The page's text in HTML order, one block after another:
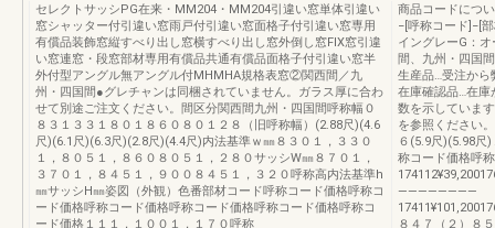
セレクトサッシPG在来・MM204・MM204引違い窓単体引違い
窓シャッター付引違い窓雨戸付引違い窓面格子付引違い窓専用
有償品装飾窓縦すべり出し窓横すべり出し窓外倒し窓FIX窓引違
い窓連窓・段窓部材専用有償品共通有償品面格子付引違い窓半
外付型アングル無アングル付MHMHA規格表窓②関西間／九
州・四国間●グレチャンは同梱されていません。ガラス厚に合わ
せて別途ご注文ください。間区分関西間九州・四国間呼称幅０
８３１３３１８０１８６０８０１２８（旧呼称幅）(2.88尺)(4.6
尺)(6.1尺)(6.3尺)(2.8尺)(4.4尺)内法基準ｗ㎜８３０１，３３０
１，８０５１，８６０８０５１，２８０サッシW㎜８７０１，
３７０１，８４５１，９００８４５１，３２０呼称高内法基準h
㎜サッシH㎜姿図（外観）色番部材コード呼称コード価格呼称コ
ード価格呼称コード価格呼称コード価格呼称コード価格呼称コ
ード価格１１１，１００１，１７０呼称
商品コードにつ
−[呼称コード]−[
イングレーG：
間、九州・四国
生産品…受注から
在庫確認品…在庫
数を示していま
を参照ください
６(5.9尺)(5.98尺
称コード価格呼
————————
８４７（２）８